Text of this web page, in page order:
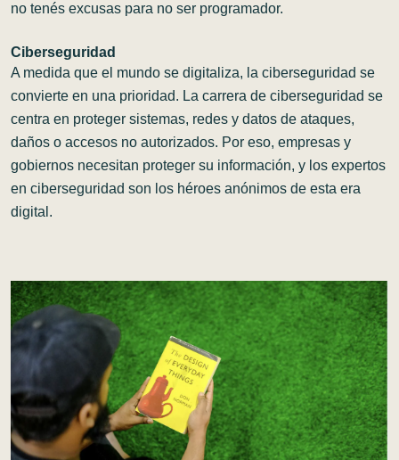
no tenés excusas para no ser programador.
Ciberseguridad
A medida que el mundo se digitaliza, la ciberseguridad se
convierte en una prioridad. La carrera de ciberseguridad se
centra en proteger sistemas, redes y datos de ataques,
daños o accesos no autorizados. Por eso, empresas y
gobiernos necesitan proteger su información, y los expertos
en ciberseguridad son los héroes anónimos de esta era
digital.